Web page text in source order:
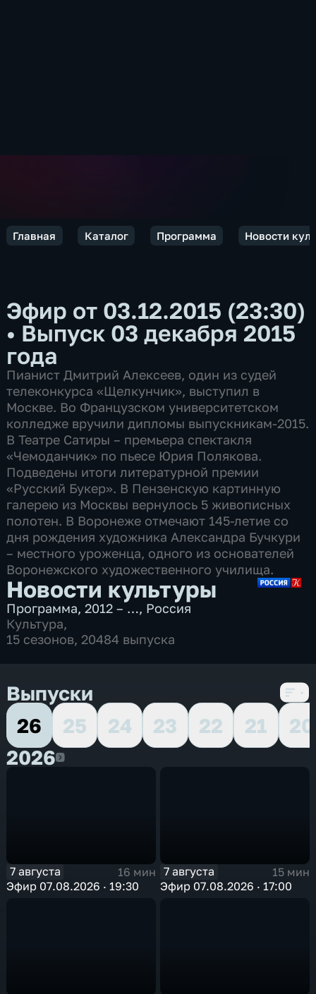
Главная Каталог Программа Новости
Эфир от 03.12.2015 (23:30)
• Выпуск 03 декабря 2015
года
Пианист Дмитрий Алексеев, один из судей
телеконкурса «Щелкунчик», выступил в
Москве. Во Французском университетском
колледже вручили дипломы выпускникам-2015.
В Театре Сатиры – премьера спектакля
«Чемоданчик» по пьесе Юрия Полякова.
Подведены итоги литературной премии
«Русский Букер». В Пензенскую картинную
галерею из Москвы вернулось 5 живописных
полотен. В Воронеже отмечают 145-летие со
дня рождения художника Александра Бучкури
– местного уроженца, одного из основателей
Воронежского художественного училища.
Новости культуры
Программа,2012 – …, Россия
Культура,
15 сезонов, 20484 выпуска
Выпуски
26
25 24 23 22 21
20
20262026
7 августа
16 мин
Эфир 07.08.2026 · 19:30
7 августа
15 мин
Эфир 07.08.2026 · 17:00